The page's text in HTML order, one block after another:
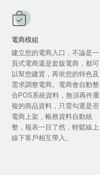
電商模組
建立您的電商入口，不論是一
頁式電商還是套版電商，都可
以幫您建置，再依您的特色及
需求調整電商。電商會自動整
合POS系統資料，無須再件重
複的商品資料，只需勾選是否
電商上架，帳務資料自動統
整，報表一目了然，輕鬆線上
線下客戶相互帶入。